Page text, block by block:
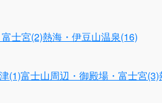
士宮(2)熱海・伊豆山温泉(16)
(1)富士山周辺・御殿場・富士宮(3)